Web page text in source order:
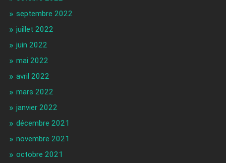
septembre 2022
juillet 2022
juin 2022
mai 2022
avril 2022
mars 2022
janvier 2022
décembre 2021
novembre 2021
octobre 2021